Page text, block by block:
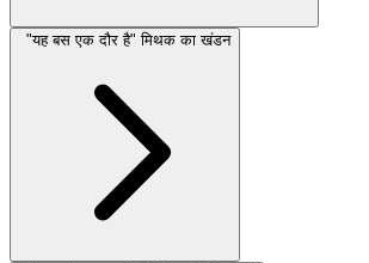
"यह बस एक दौर है" मिथक का खंडन